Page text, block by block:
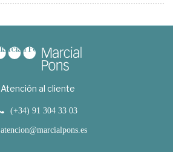
Atención al cliente
(+34) 91 304 33 03
atencion@marcialpons.es